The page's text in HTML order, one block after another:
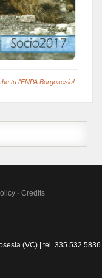
tu l'ENPA Borgosesia!
- Credits
(VC) | tel. 335 532 5836